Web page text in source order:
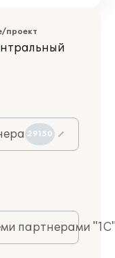
проект
29150
партнерами